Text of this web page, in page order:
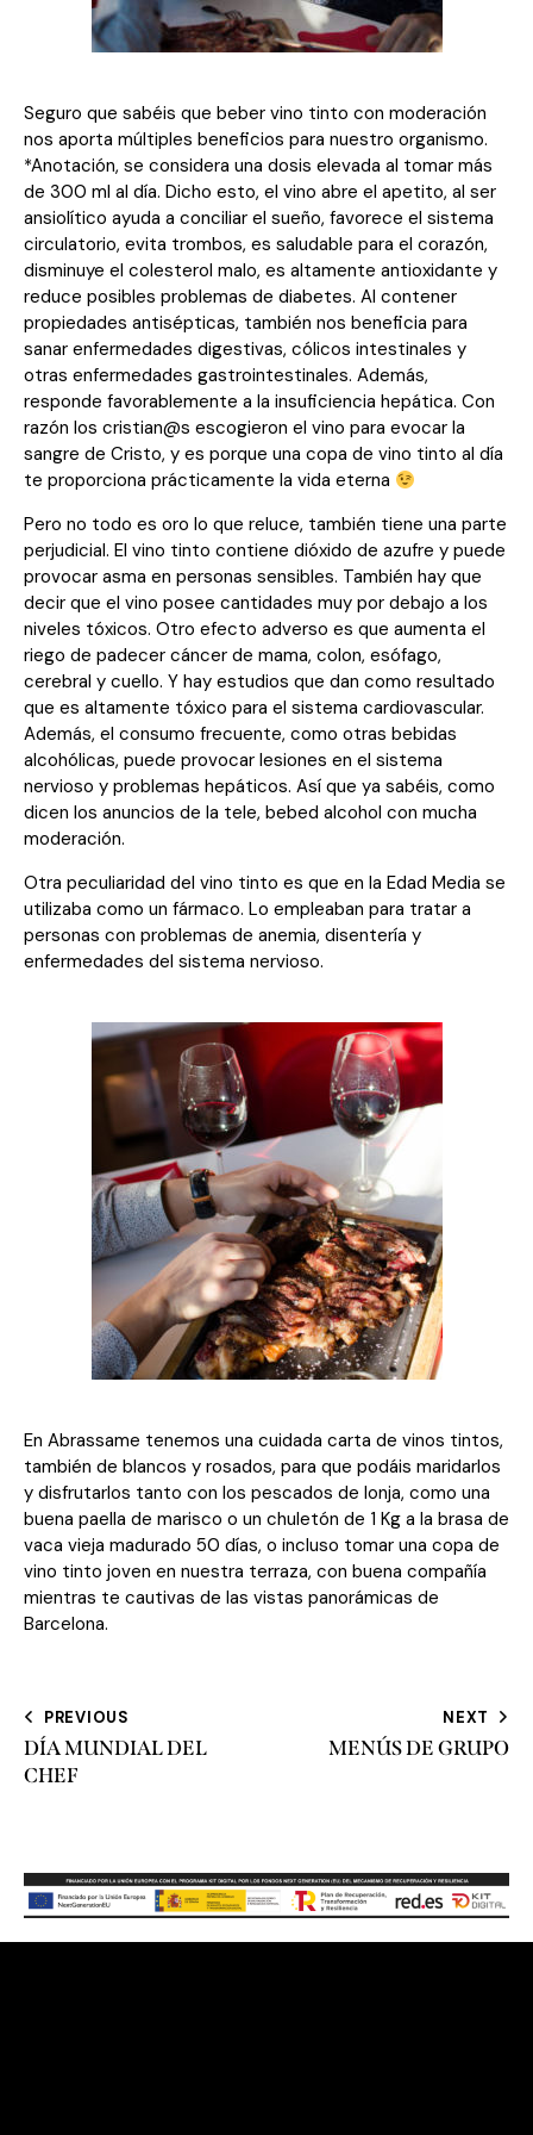
Seguro que sabéis que beber vino tinto con moderación
nos aporta múltiples beneficios para nuestro organismo.
*Anotación, se considera una dosis elevada al tomar más
de 300 ml al día. Dicho esto, el vino abre el apetito, al ser
ansiolítico ayuda a conciliar el sueño, favorece el sistema
circulatorio, evita trombos, es saludable para el corazón,
disminuye el colesterol malo, es altamente antioxidante y
reduce posibles problemas de diabetes. Al contener
propiedades antisépticas, también nos beneficia para
sanar enfermedades digestivas, cólicos intestinales y
otras enfermedades gastrointestinales. Además,
responde favorablemente a la insuficiencia hepática. Con
razón los cristian@s escogieron el vino para evocar la
sangre de Cristo, y es porque una copa de vino tinto al día
te proporciona prácticamente la vida eterna
Pero no todo es oro lo que reluce, también tiene una parte
perjudicial. El vino tinto contiene dióxido de azufre y puede
provocar asma en personas sensibles. También hay que
decir que el vino posee cantidades muy por debajo a los
niveles tóxicos. Otro efecto adverso es que aumenta el
riego de padecer cáncer de mama, colon, esófago,
cerebral y cuello. Y hay estudios que dan como resultado
que es altamente tóxico para el sistema cardiovascular.
Además, el consumo frecuente, como otras bebidas
alcohólicas, puede provocar lesiones en el sistema
nervioso y problemas hepáticos. Así que ya sabéis, como
dicen los anuncios de la tele, bebed alcohol con mucha
moderación.
Otra peculiaridad del vino tinto es que en la Edad Media se
utilizaba como un fármaco. Lo empleaban para tratar a
personas con problemas de anemia, disentería y
enfermedades del sistema nervioso.
En Abrassame tenemos una cuidada carta de vinos tintos,
también de blancos y rosados, para que podáis maridarlos
y disfrutarlos tanto con los pescados de lonja, como una
buena paella de marisco o un chuletón de 1 Kg a la brasa de
vaca vieja madurado 50 días, o incluso tomar una copa de
vino tinto joven en nuestra terraza, con buena compañía
mientras te cautivas de las vistas panorámicas de
Barcelona.
PREVIOUS
DÍA MUNDIAL DEL
CHEF
NEXT
MENÚS DE GRUPO